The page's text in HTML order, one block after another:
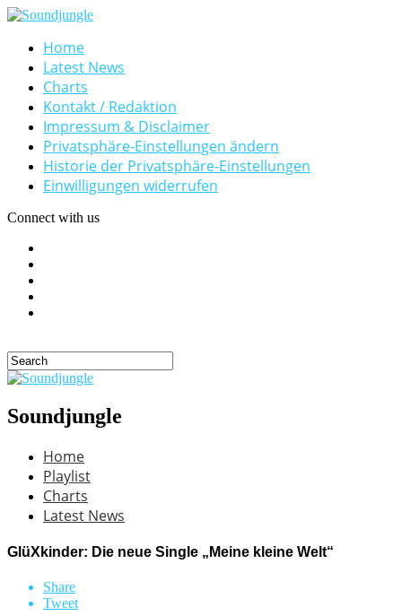
Home
Latest News
Charts
Kontakt / Redaktion
Impressum & Disclaimer
Privatsphäre-Einstellungen ändern
Historie der Privatsphäre-Einstellungen
Einwilligungen widerrufen
Connect with us
Soundjungle
Home
Playlist
Charts
Latest News
GlüXkinder: Die neue Single „Meine kleine Welt“
Share
Tweet